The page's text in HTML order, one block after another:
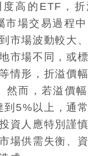
高的 ETF ，
市場交易過程
市場波動較大
市場不同，或
情形，折溢價
然而，若溢價
到 5% 以上，通
資人應特別謹
場供需失衡、